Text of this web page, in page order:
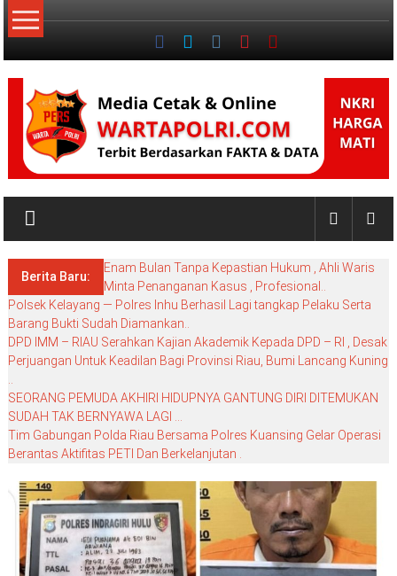
Lompat
ke
NKRI
BlogBerita Baru:
Enam Bulan Tanpa Kepastian Hukum , Ahli Waris
Minta Penanganan Kasus , Profesional..
Polsek Kelayang — Polres Inhu Berhasil Lagi tangkap Pelaku Serta
Barang Bukti Sudah Diamankan..
DPD IMM – RIAU Serahkan Kajian Akademik Kepada DPD – RI , Desak
Perjuangan Untuk Keadilan Bagi Provinsi Riau, Bumi Lancang Kuning
SEORANG PEMUDA AKHIRI HIDUPNYA GANTUNG DIRI DITEMUKAN
SUDAH TAK BERNYAWA LAGI …
Tim Gabungan Polda Riau Bersama Polres Kuansing Gelar Operasi
Berantas Aktifitas PETI Dan Berkelanjutan .